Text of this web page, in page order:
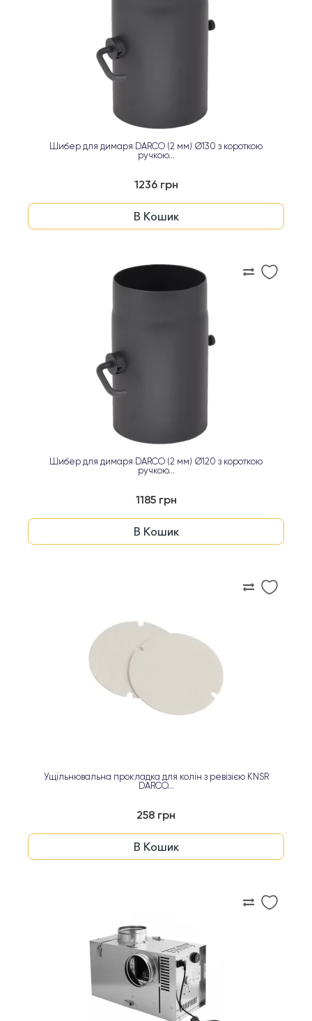
Шибер для димаря DARCO (2 мм) Ø130 з короткою
ручкою...
1236 грн
В Кошик
Шибер для димаря DARCO (2 мм) Ø120 з короткою
ручкою...
1185 грн
В Кошик
Ущільнювальна прокладка для колін з ревізією KNSR
DARCO...
258 грн
В Кошик